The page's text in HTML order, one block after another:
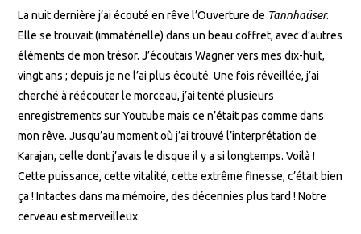
La nuit dernière j’ai écouté en rêve l’Ouverture de Tannhaüser.
Elle se trouvait (immatérielle) dans un beau coffret, avec d’autres
éléments de mon trésor. J’écoutais Wagner vers mes dix-huit,
vingt ans ; depuis je ne l’ai plus écouté. Une fois réveillée, j’ai
cherché à réécouter le morceau, j’ai tenté plusieurs
enregistrements sur Youtube mais ce n’était pas comme dans
mon rêve. Jusqu’au moment où j’ai trouvé l’interprétation de
Karajan, celle dont j’avais le disque il y a si longtemps. Voilà !
Cette puissance, cette vitalité, cette extrême finesse, c’était bien
ça ! Intactes dans ma mémoire, des décennies plus tard ! Notre
cerveau est merveilleux.